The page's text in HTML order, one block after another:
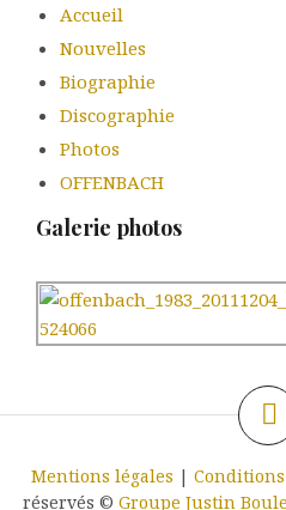
Accueil
Nouvelles
Biographie
Discographie
Photos
OFFENBACH
Galerie photos
Mentions légales |
réservés © Groupe Justin